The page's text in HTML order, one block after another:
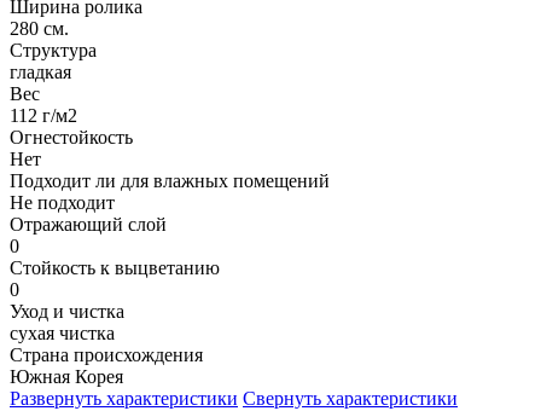
Ширина ролика
280 см.
Структура
гладкая
Вес
112 г/м2
Огнестойкость
Нет
Подходит ли для влажных помещений
Не подходит
Отражающий слой
0
Стойкость к выцветанию
0
Уход и чистка
сухая чистка
Страна происхождения
Южная Корея
Развернуть характеристики Свернуть характеристики